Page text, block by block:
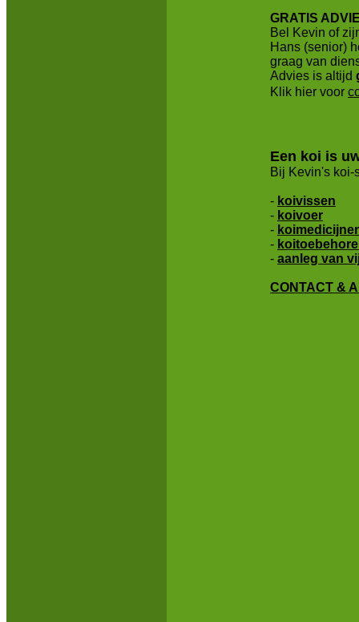
GRATIS
Bel Kevin of
Hans (senior)
graag van
Advies is altijd
Klik hier voor
Een koi is
Bij Kevin's koi-
- koivissen
- koivoer
-
-
- aanleg van
CONTACT &